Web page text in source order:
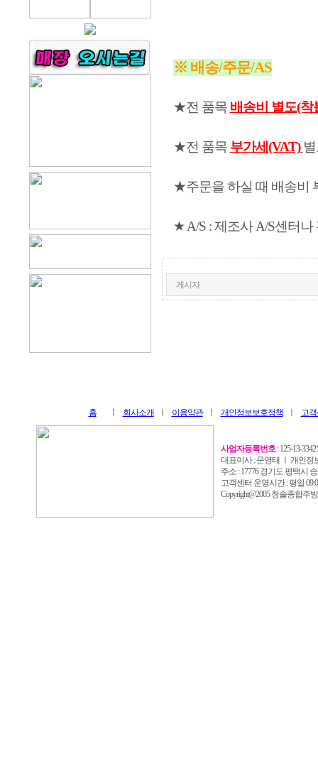
※ 배송/주문/AS
★전 품목 배송비 별도(착
★전 품목 부가세(VAT)
★주문을 하실 때 배송비
★ A/S : 제조사 A/S센터
게시자
홈ㅣ 회사소개 이용약관ㅣ 개인정보보호정책ㅣ 고
사업자등록번호: 125-13-
대표이사 : 문영태 ㅣ 개인정
주소 : 17776 경기도 평택시 송
고객센터 운영시간 : 평일
Copyright@2005 청솔종합주방